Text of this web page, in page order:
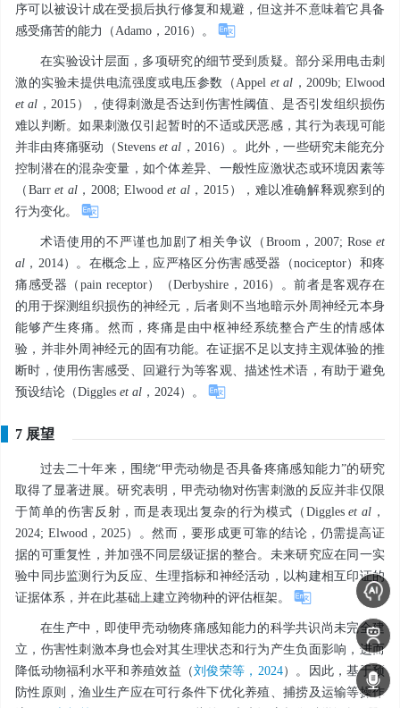
序可以被设计成在受损后执行修复和规避，但这并不意味着它具备
感受痛苦的能力（Adamo，2016）。
在实验设计层面，多项研究的细节受到质疑。部分采用电击刺
激的实验未提供电流强度或电压参数（Appel et al ，2009b; Elwood
et al ，2015），使得刺激是否达到伤害性阈值、是否引发组织损伤
难以判断。如果刺激仅引起暂时的不适或厌恶感，其行为表现可能
并非由疼痛驱动（Stevenset al ，2016）。此外，一些研究未能充分
控制潜在的混杂变量，如个体差异、一般性应激状态或环境因素等
（Barret al，2008; Elwoodet al，2015），难以准确解释观察到的
行为变化。
术语使用的不严谨也加剧了相关争议（Broom，2007; Rose et
al ，2014）。在概念上，应严格区分伤害感受器（nociceptor）和疼
痛感受器（pain receptor）（Derbyshire，2016）。前者是客观存在
的用于探测组织损伤的神经元，后者则不当地暗示外周神经元本身
能够产生疼痛。然而，疼痛是由中枢神经系统整合产生的情感体
验，并非外周神经元的固有功能。在证据不足以支持主观体验的推
断时，使用伤害感受、回避行为等客观、描述性术语，有助于避免
预设结论（Diggles et al ，2024）。
7 展望
过去二十年来，围绕“甲壳动物是否具备疼痛感知能力”的研究
取得了显著进展。研究表明，甲壳动物对伤害刺激的反应并非仅限
于简单的伤害反射，而是表现出复杂的行为模式（Diggleset al ，
2024; Elwood，2025）。然而，要形成更可靠的结论，仍需提高证
据的可重复性，并加强不同层级证据的整合。未来研究应在同一实
验中同步监测行为反应、生理指标和神经活动，以构建相互印证的
证据体系，并在此基础上建立跨物种的评估框架。
在生产中，即使甲壳动物疼痛感知能力的科学共识尚未完全建
立，伤害性刺激本身也会对其生理状态和行为产生负面影响，进而
降低动物福利水平和养殖效益（刘俊荣等，2024）。因此，基于预
防性原则，渔业生产应在可行条件下优化养殖、捕捞及运输等操作